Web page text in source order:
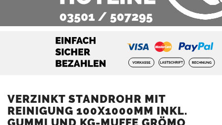
VERZINKT STANDROHR MIT
REINIGUNG 100X1000MM INKL.